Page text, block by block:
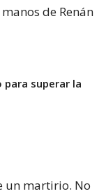
de Renán
para superar la
un martirio. No